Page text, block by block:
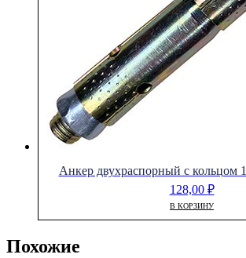
Анкер двухраспорный с кольцом
128,00 ₽
В КОРЗИНУ
Похожие